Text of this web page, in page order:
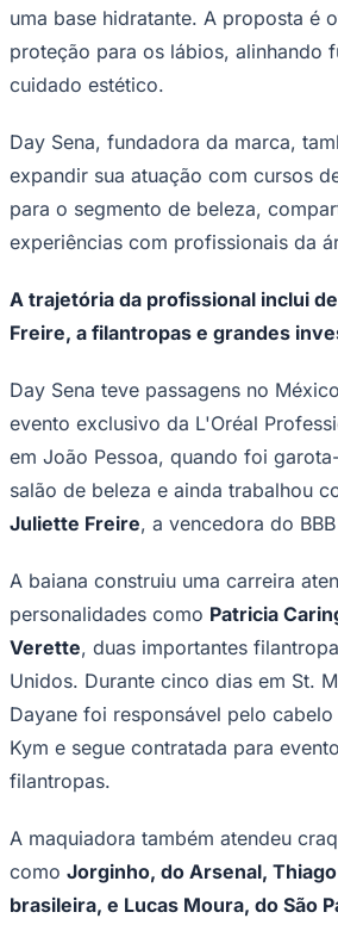
Palmeiras
uma base hidratante. A proposta é
proteção para os lábios, alinhando
cuidado estético.
Day Sena, fundadora da marca,
expandir sua atuação com cursos
para o segmento de beleza,
experiências com profissionais da
A trajetória da profissional inclui
Freire, a filantropas e grandes
Day Sena teve passagens no
evento exclusivo da L'Oréal
em João Pessoa, quando foi
salão de beleza e ainda trabalhou
Juliette Freire, a vencedora do
A baiana construiu uma carreira
personalidades como Patricia
Verette, duas importantes
Unidos. Durante cinco dias em St.
Dayane foi responsável pelo
Kym e segue contratada para
filantropas.
A maquiadora também atendeu
como Jorginho, do Arsenal,
brasileira, e Lucas Moura, do São